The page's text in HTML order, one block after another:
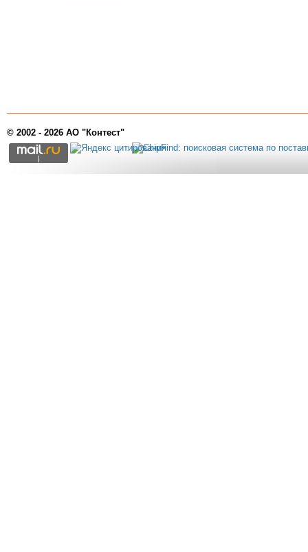
© 2002 - 2026 АО "Контест"